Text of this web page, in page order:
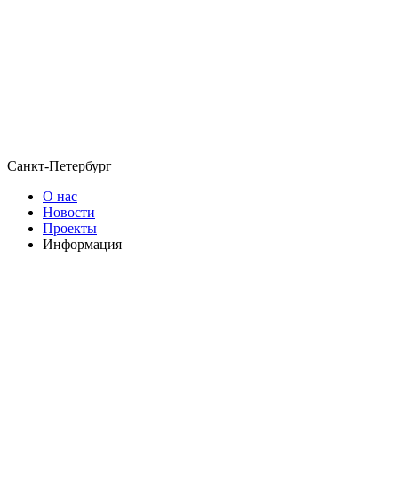
Санкт-Петербург
О нас
Новости
Проекты
Информация